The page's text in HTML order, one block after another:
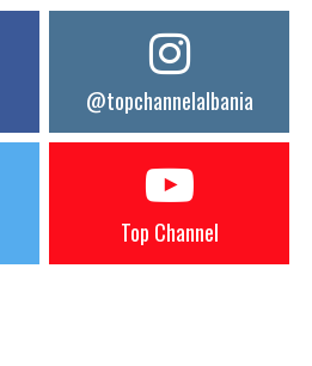
@topchannelalbania
Top Channel